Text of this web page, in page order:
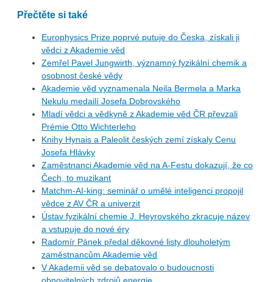
Přečtěte si také
Europhysics Prize poprvé putuje do Česka, získali ji
vědci z Akademie věd
Zemřel Pavel Jungwirth, významný fyzikální chemik a
osobnost české vědy
Akademie věd vyznamenala Neila Bermela a Marka
Nekulu medailí Josefa Dobrovského
Mladí vědci a vědkyně z Akademie věd ČR převzali
Prémie Otto Wichterleho
Knihy Hynais a Paleolit českých zemí získaly Cenu
Josefa Hlávky
Zaměstnanci Akademie věd na A-Festu dokazují, že co
Čech, to muzikant
Matchm-AI-king: seminář o umělé inteligenci propojil
vědce z AV ČR a univerzit
Ústav fyzikální chemie J. Heyrovského zkracuje název
a vstupuje do nové éry
Radomír Pánek předal děkovné listy dlouholetým
zaměstnancům Akademie věd
V Akademii věd se debatovalo o budoucnosti
obnovitelných zdrojů energie